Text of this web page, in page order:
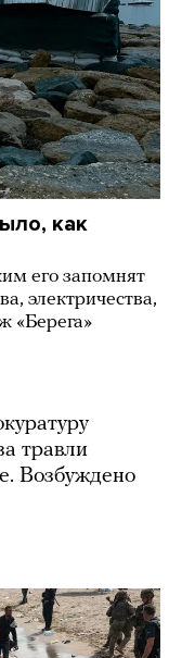
как
его запомнят
электричества,
«Берега»
травли
Возбуждено